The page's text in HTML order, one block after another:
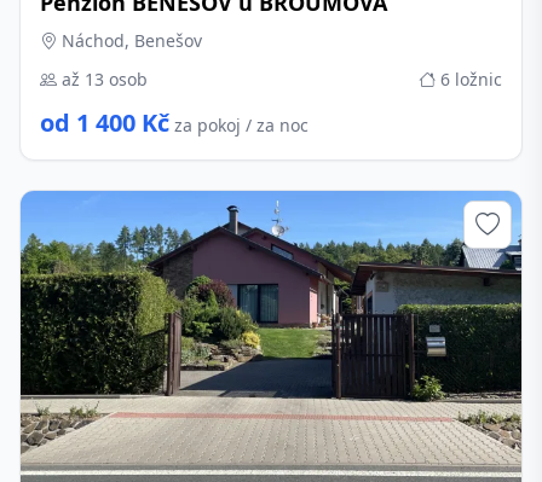
Náchod, Benešov
až 13 osob
6 ložnic
od 1 400 Kč za pokoj / za noc